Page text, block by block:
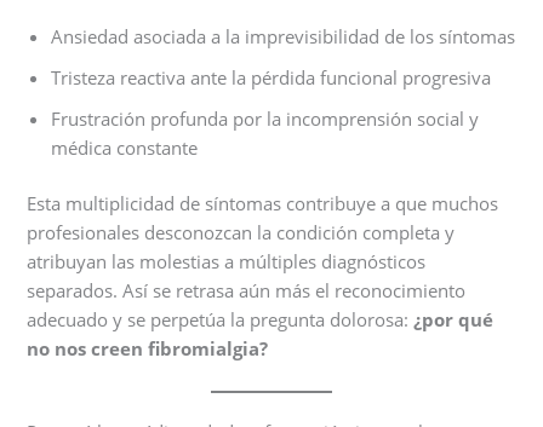
Ansiedad asociada a la imprevisibilidad de los síntomas
Tristeza reactiva ante la pérdida funcional progresiva
Frustración profunda por la incomprensión social y
médica constante
Esta multiplicidad de síntomas contribuye a que muchos
profesionales desconozcan la condición completa y
atribuyan las molestias a múltiples diagnósticos
separados. Así se retrasa aún más el reconocimiento
adecuado y se perpetúa la pregunta dolorosa:¿por qué
no nos creen fibromialgia?